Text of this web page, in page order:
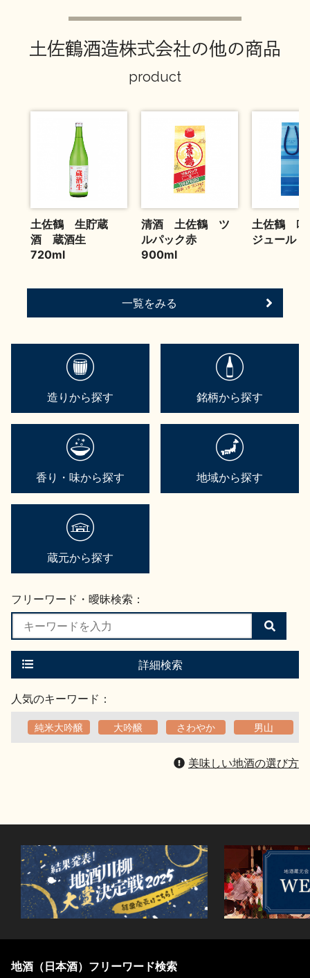
土佐鶴酒造株式会社の他の商品
product
土佐鶴 生貯蔵
酒 蔵酒生
720ml
清酒 土佐鶴 ツ
ルパック赤
900ml
土佐鶴 吟
ジュール
一覧をみる
造りから探す 銘柄から探す
香り・味から探す 地域から探す
蔵元から探す
フリーワード・曖昧検索：
検
索
す
詳細検索
人気のキーワード：
純米大吟醸 大吟醸 さわやか 男山
美味しい地酒の選び方
地酒（日本酒）フリーワード検索